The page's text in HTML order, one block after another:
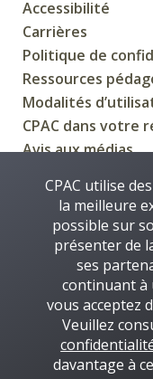
Accessibilité
Carrières
Politique de
Ressources
Modalités
CPAC dans votre
Avis aux médias
CPAC utilise
la meilleure
possible sur
présenter de
ses
continuant à
vous acceptez
Veuillez
davantage à